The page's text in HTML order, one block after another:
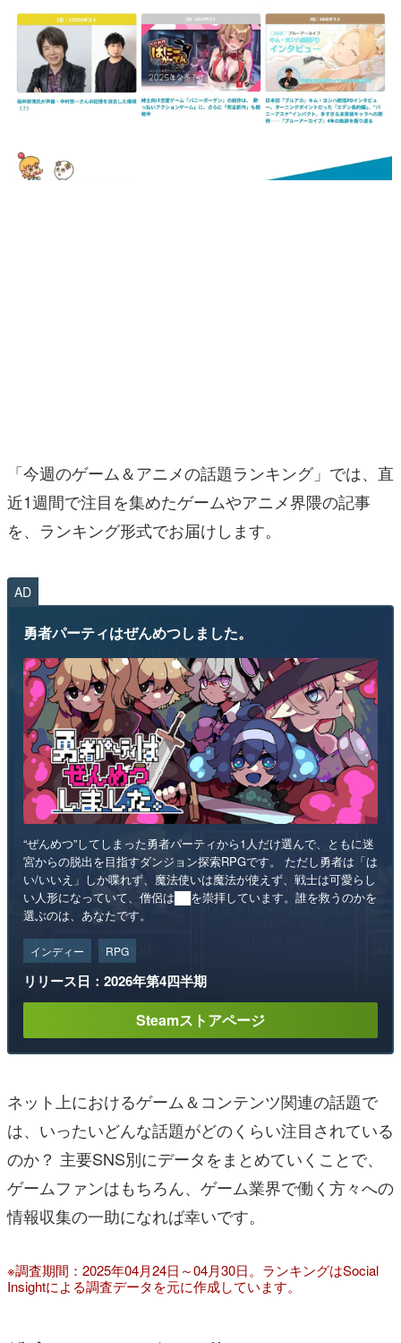
ゲームが変えた日本語
「経験値」「裏技」「ラスボス」… ゲームにまつわる言葉
の起源や用法の変遷を、コンピューター文化史研究家・タ
イニーP氏が徹底調査。
カテゴリ
マンガ
「今週のゲーム＆アニメの話題ランキング」では、直
近1週間で注目を集めたゲームやアニメ界隈の記事
を、ランキング形式でお届けします。
AD
勇者パーティはぜんめつしました。
“ぜんめつ”してしまった勇者パーティから1人だけ選んで、ともに迷
宮からの脱出を目指すダンジョン探索RPGです。 ただし勇者は「は
い/いいえ」しか喋れず、魔法使いは魔法が使えず、戦士は可愛らし
い人形になっていて、僧侶は██を崇拝しています。誰を救うのかを
選ぶのは、あなたです。
インディー RPG
リリース日：2026年第4四半期
Steamストアページ
ネット上におけるゲーム＆コンテンツ関連の話題で
は、いったいどんな話題がどのくらい注目されている
のか？ 主要SNS別にデータをまとめていくことで、
ゲームファンはもちろん、ゲーム業界で働く方々への
情報収集の一助になれば幸いです。
※調査期間：2025年04月24日～04月30日。ランキングはSocial
Insightによる調査データを元に作成しています。